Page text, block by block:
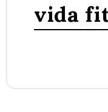
vida